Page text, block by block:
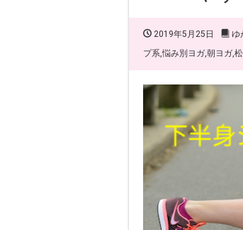
2019年5月25日 ゆ
プ系,悩み別ヨガ,朝ヨガ,